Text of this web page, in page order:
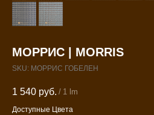
МОРРИС | MORRIS
SKU: МОРРИС ГОБЕЛЕН
1 540 руб. / 1 lm
Доступные Цвета